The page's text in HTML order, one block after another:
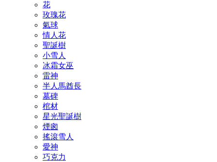
花
玫瑰花
氣球
情人花
聖誕樹
小雪人
冰霜女巫
雷神
半人馬酋長
墓碑
棺材
星光聖誕樹
煙囪
搖滾雪人
愛神
巧克力